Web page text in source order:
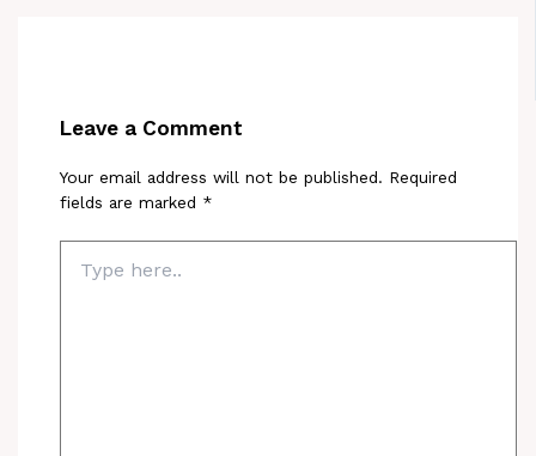
Leave a Comment
Your email address will not be published. Required
fields are marked *
here..